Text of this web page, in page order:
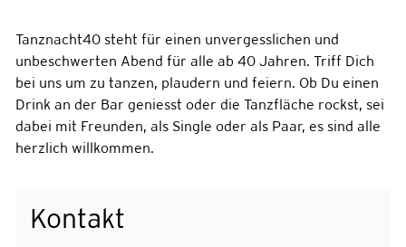
Tanznacht40 steht für einen unvergesslichen und
unbeschwerten Abend für alle ab 40 Jahren. Triff Dich
bei uns um zu tanzen, plaudern und feiern. Ob Du einen
Drink an der Bar geniesst oder die Tanzfläche rockst, sei
dabei mit Freunden, als Single oder als Paar, es sind alle
herzlich willkommen.
Kontakt